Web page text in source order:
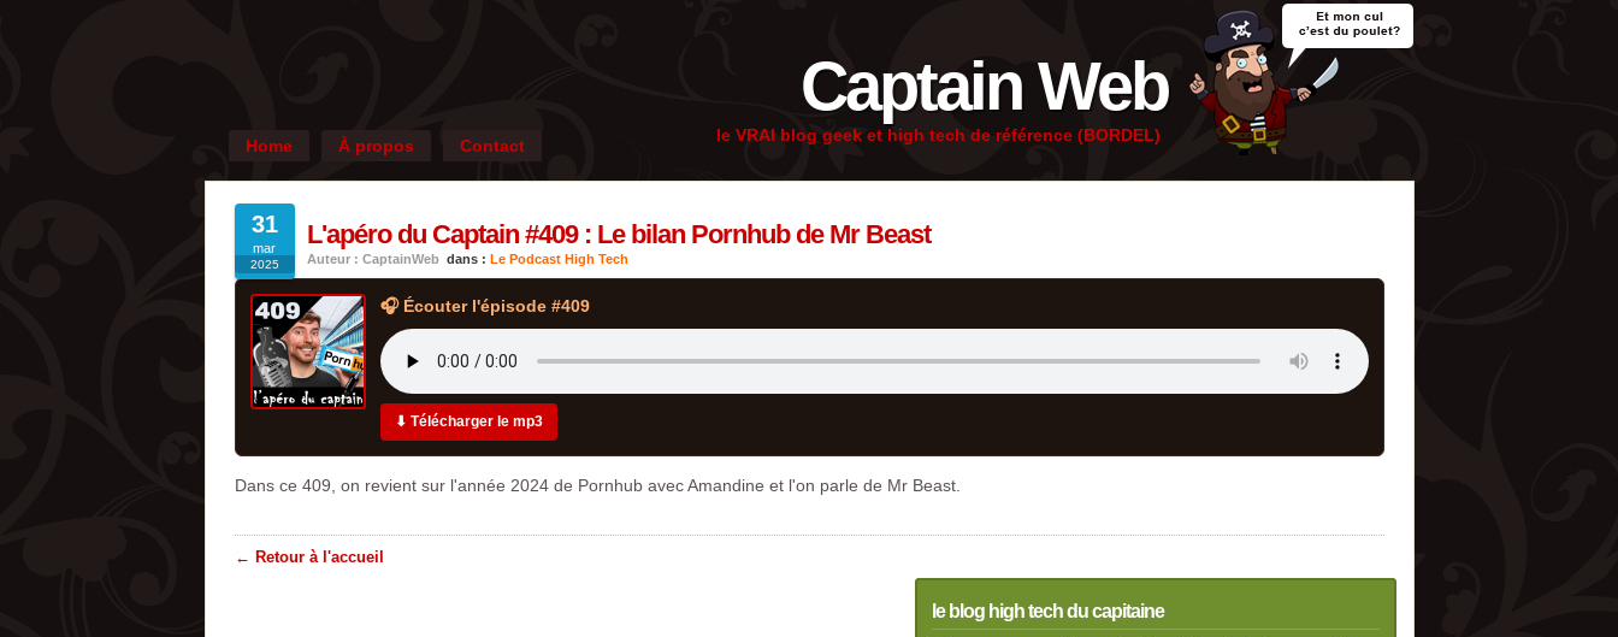
Captain Web
le VRAI blog geek et high tech de référence (BORDEL)
Home À propos Contact
31
mar
2025
L'apéro du Captain #409 : Le bilan Pornhub de Mr Beast
Auteur : CaptainWeb dans : Le Podcast High Tech
🎧 Écouter l'épisode #409
⬇ Télécharger le mp3
Dans ce 409, on revient sur l'année 2024 de Pornhub avec Amandine et l'on parle de Mr Beast.
← Retour à l'accueil
le blog high tech du capitaine